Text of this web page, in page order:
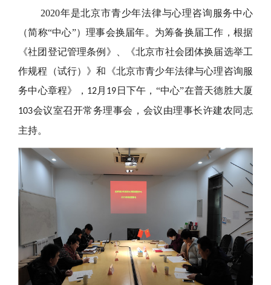
2020年是北京市青少年法律与心理咨询服务中心
（简称“中心”）理事会换届年。为筹备换届工作，根据
《社团登记管理条例》、《北京市社会团体换届选举工
作规程（试行）》和《北京市青少年法律与心理咨询服
务中心章程》， 12月 19 日下午，“中心”在普天德胜大厦
103会议室召开常务理事会，会议由理事长许建农同志
主持。